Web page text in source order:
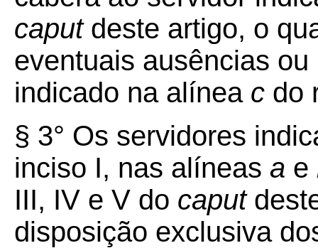
caputdeste artigo, o
eventuais ausências
indicado na alínea c do
§ 3° Os servidores
inciso I, nas alíneas a e
III, IV e V do caput
disposição exclusiva